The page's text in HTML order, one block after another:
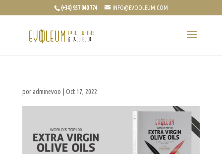
(+34) 957 040 774 INFO@EVOOLEUM.COM
poradminevoo Oct 17, 2022